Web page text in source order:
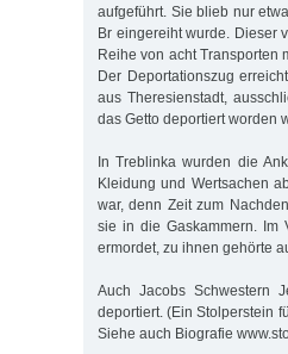
aufgeführt. Sie blieb nur
Br eingereiht wurde. Dieser
Reihe von acht Transporten
Der Deportationszug
aus Theresienstadt,
das Getto deportiert worden
In Treblinka wurden die
Kleidung und Wertsachen
war, denn Zeit zum
sie in die Gaskammern. Im
ermordet, zu ihnen gehörte
Auch Jacobs Schwestern
deportiert. (Ein Stolperstein
Siehe auch Biografie